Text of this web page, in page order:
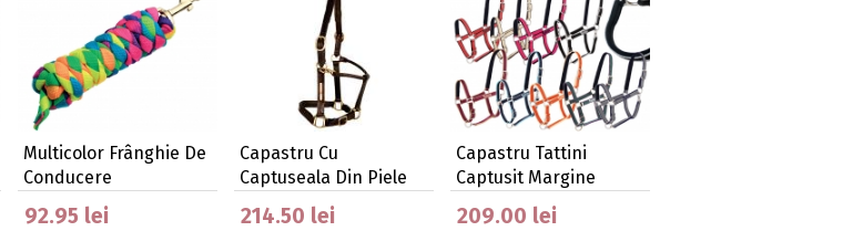
Multicolor Frânghie De
Conducere
92.95 lei
Capastru Cu
Captuseala Din Piele
214.50 lei
Capastru Tattini
Captusit Margine
209.00 lei